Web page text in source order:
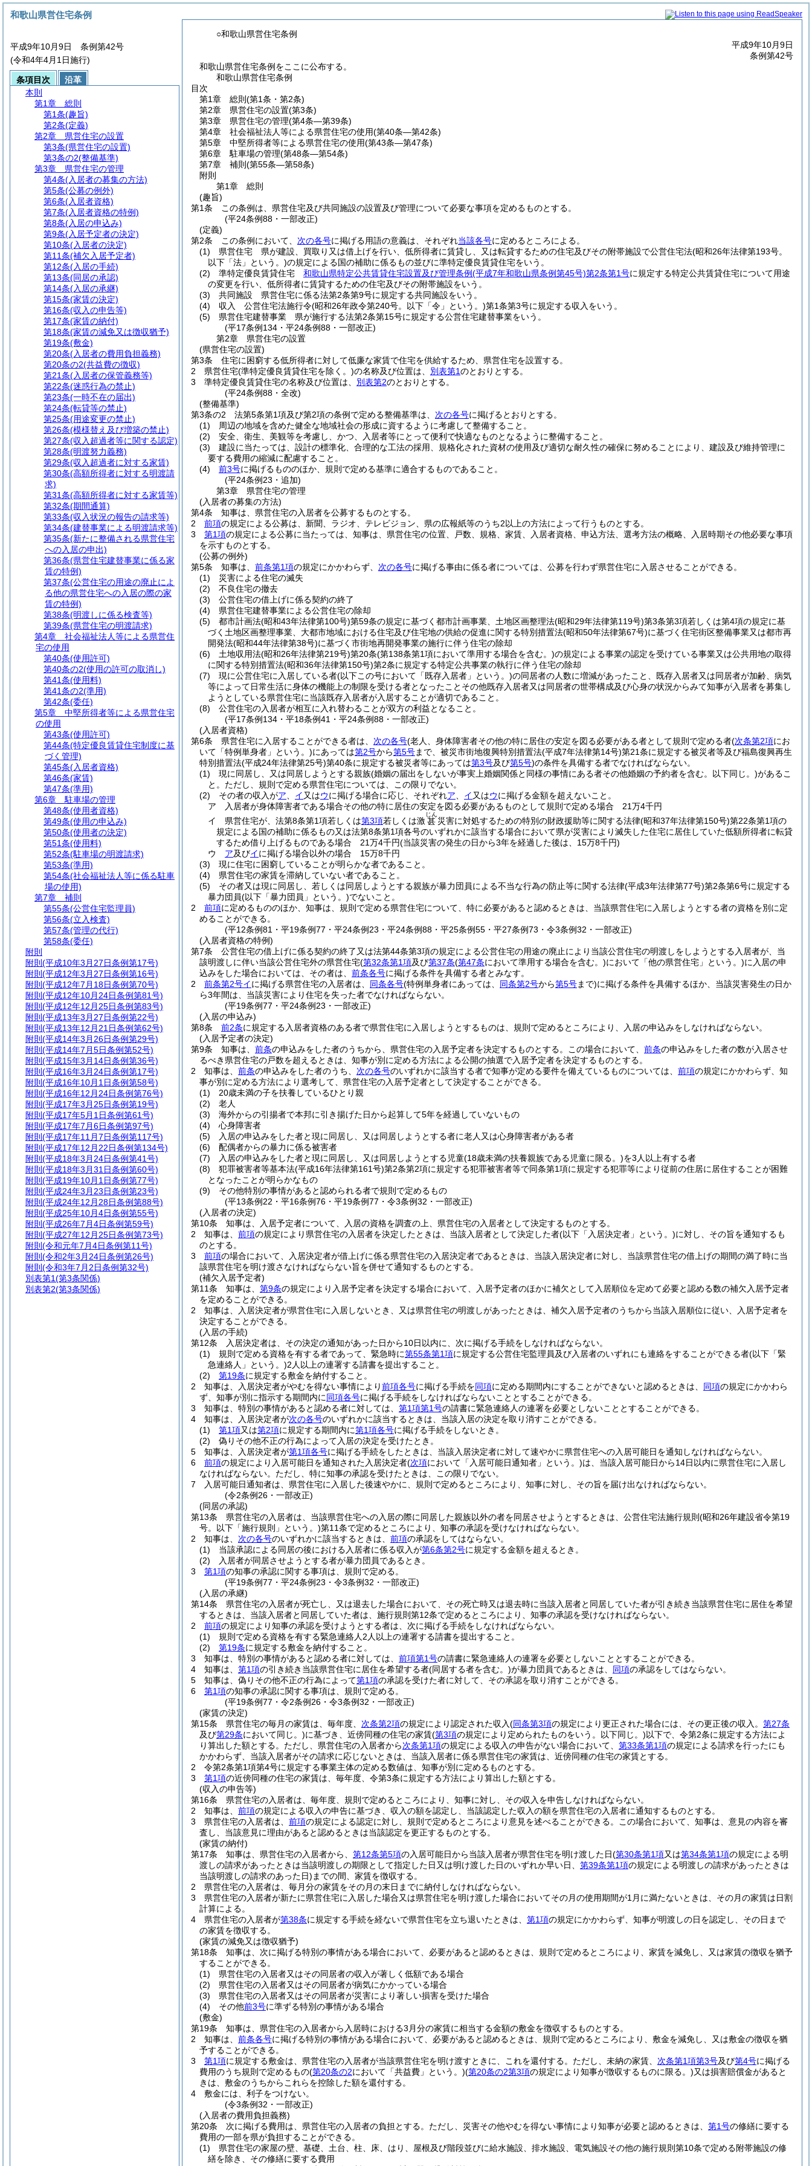
○和歌山県営住宅条例
平成9年10月9日
条例第42号
和歌山県営住宅条例をここに公布する。
和歌山県営住宅条例
目次
第1章
総則 (第1条・第2条)
第2章
県営住宅の設置(第3条)
第3章
県営住宅の管理(第4条―第39条)
第4章
社会福祉法人等による県営住宅の使用(第40条―第42条)
第5章
中堅所得者等による県営住宅の使用(第43条―第47条)
第6章
駐車場の管理(第48条―第54条)
第7章
補則 (第55条―第58条)
附則
第1章
総則
(趣旨)
第1条
この条例は、県営住宅及び共同施設の設置及び管理について必要な事項を定めるものとする。
(平24条例88・一部改正)
(定義)
第2条
この条例において、 次の各号に掲げる用語の意義は、それぞれ当該各号に定めるところによる。
(1)
県営住宅 県が建設、買取り又は借上げを行い、低所得者に賃貸し、又は転貸するための住宅及びその附帯施設で公営住宅法(昭和26年法律第193号。
以下「法」という。)の規定による国の補助に係るもの並びに準特定優良賃貸住宅をいう。
(2)
準特定優良賃貸住宅 和歌山県特定公共賃貸住宅設置及び管理条例(平成7年和歌山県条例第45号)第2条第1号に規定する特定公共賃貸住宅について用途
の変更を行い、低所得者に賃貸するための住宅及びその附帯施設をいう。
(3)
共同施設 県営住宅に係る法第2条第9号に規定する共同施設をいう。
(4)
収入 公営住宅法施行令(昭和26年政令第240号。以下「令」という。)第1条第3号に規定する収入をいう。
(5)
県営住宅建替事業 県が施行する法第2条第15号に規定する公営住宅建替事業をいう。
(平17条例134・平24条例88・一部改正)
第2章
県営住宅の設置
(県営住宅の設置)
第3条
住宅に困窮する低所得者に対して低廉な家賃で住宅を供給するため、県営住宅を設置する。
2
県営住宅(準特定優良賃貸住宅を除く。)の名称及び位置は、 別表第1のとおりとする。
3
準特定優良賃貸住宅の名称及び位置は、 別表第2のとおりとする。
(平24条例88・全改)
(整備基準)
第3条の2
法第5条第1項及び第2項の条例で定める整備基準は、 次の各号に掲げるとおりとする。
(1)
周辺の地域を含めた健全な地域社会の形成に資するように考慮して整備すること。
(2)
安全、衛生、美観等を考慮し、かつ、入居者等にとって便利で快適なものとなるように整備すること。
(3)
建設に当たっては、設計の標準化、合理的な工法の採用、規格化された資材の使用及び適切な耐久性の確保に努めることにより、建設及び維持管理に
要する費用の縮減に配慮すること。
(4)
前3号に掲げるもののほか、規則で定める基準に適合するものであること。
(平24条例23・追加)
第3章
県営住宅の管理
(入居者の募集の方法)
第4条
知事は、県営住宅の入居者を公募するものとする。
2
前項の規定による公募は、新聞、ラジオ、テレビジョン、県の広報紙等のうち2以上の方法によって行うものとする。
3
第1項の規定による公募に当たっては、知事は、県営住宅の位置、戸数、規格、家賃、入居者資格、申込方法、選考方法の概略、入居時期その他必要な事項
を示すものとする。
(公募の例外)
第5条
知事は、 前条第1項の規定にかかわらず、 次の各号に掲げる事由に係る者については、公募を行わず県営住宅に入居させることができる。
(1)
災害による住宅の滅失
(2)
不良住宅の撤去
(3)
公営住宅の借上げに係る契約の終了
(4)
県営住宅建替事業による公営住宅の除却
(5)
都市計画法(昭和43年法律第100号)第59条の規定に基づく都市計画事業、土地区画整理法(昭和29年法律第119号)第3条第3項若しくは第4項の規定に基
づく土地区画整理事業、大都市地域における住宅及び住宅地の供給の促進に関する特別措置法(昭和50年法律第67号)に基づく住宅街区整備事業又は都市再
開発法(昭和44年法律第38号)に基づく市街地再開発事業の施行に伴う住宅の除却
(6)
土地収用法(昭和26年法律第219号)第20条(第138条第1項において準用する場合を含む。)の規定による事業の認定を受けている事業又は公共用地の取得
に関する特別措置法(昭和36年法律第150号)第2条に規定する特定公共事業の執行に伴う住宅の除却
(7)
現に公営住宅に入居している者(以下この号において「既存入居者」という。)の同居者の人数に増減があったこと、既存入居者又は同居者が加齢、病気
等によって日常生活に身体の機能上の制限を受ける者となったことその他既存入居者又は同居者の世帯構成及び心身の状況からみて知事が入居者を募集し
ようとしている県営住宅に当該既存入居者が入居することが適切であること。
(8)
公営住宅の入居者が相互に入れ替わることが双方の利益となること。
(平17条例134・平18条例41・平24条例88・一部改正)
(入居者資格)
第6条
県営住宅に入居することができる者は、 次の各号(老人、身体障害者その他の特に居住の安定を図る必要がある者として規則で定める者(次条第2項にお
いて「特例単身者」という。)にあっては第2号から第5号まで、被災市街地復興特別措置法(平成7年法律第14号)第21条に規定する被災者等及び福島復興再生
特別措置法(平成24年法律第25号)第40条に規定する被災者等にあっては第3号及び第5号)の条件を具備する者でなければならない。
(1)
現に同居し、又は同居しようとする親族(婚姻の届出をしないが事実上婚姻関係と同様の事情にある者その他婚姻の予約者を含む。以下同じ。)があるこ
と。 ただし、規則で定める県営住宅については、この限りでない。
(2)
その者の収入がア イ 又はウに掲げる場合に応じ、それぞれア イ 又はウに掲げる金額を超えないこと。
ア
入居者が身体障害者である場合その他の特に居住の安定を図る必要があるものとして規則で定める場合 21万4千円
イ
県営住宅が、法第8条第1項若しくは第3項若しくは激 甚
じん
災害に対処するための特別の財政援助等に関する法律(昭和37年法律第150号)第22条第1項の
規定による国の補助に係るもの又は法第8条第1項各号のいずれかに該当する場合において県が災害により滅失した住宅に居住していた低額所得者に転貸
するため借り上げるものである場合 21万4千円(当該災害の発生の日から3年を経過した後は、15万8千円)
ウ
ア及びイに掲げる場合以外の場合 15万8千円
(3)
現に住宅に困窮していることが明らかな者であること。
(4)
県営住宅の家賃を滞納していない者であること。
(5)
その者又は現に同居し、若しくは同居しようとする親族が暴力団員による不当な行為の防止等に関する法律(平成3年法律第77号)第2条第6号に規定する
暴力団員(以下「暴力団員」という。)でないこと。
2
前項に定めるもののほか、知事は、規則で定める県営住宅について、特に必要があると認めるときは、当該県営住宅に入居しようとする者の資格を別に定
めることができる。
(平12条例81・平19条例77・平24条例23・平24条例88・平25条例55・平27条例73・令3条例32・一部改正)
(入居者資格の特例)
第7条
公営住宅の借上げに係る契約の終了又は法第44条第3項の規定による公営住宅の用途の廃止により当該公営住宅の明渡しをしようとする入居者が、当
該明渡しに伴い当該公営住宅外の県営住宅(第32条第1項及び第37条(第47条において準用する場合を含む。)において「他の県営住宅」という。)に入居の申
込みをした場合においては、その者は、 前条各号に掲げる条件を具備する者とみなす。
2
前条第2号イに掲げる県営住宅の入居者は、 同条各号(特例単身者にあっては、 同条第2号から第5号まで)に掲げる条件を具備するほか、当該災害発生の日か
ら3年間は、当該災害により住宅を失った者でなければならない。
(平19条例77・平24条例23・一部改正)
(入居の申込み)
第8条
前2条に規定する入居者資格のある者で県営住宅に入居しようとするものは、規則で定めるところにより、入居の申込みをしなければならない。
(入居予定者の決定)
第9条
知事は、 前条の申込みをした者のうちから、県営住宅の入居予定者を決定するものとする。 この場合において、 前条の申込みをした者の数が入居させ
るべき県営住宅の戸数を超えるときは、知事が別に定める方法による公開の抽選で入居予定者を決定するものとする。
2
知事は、 前条の申込みをした者のうち、 次の各号のいずれかに該当する者で知事が定める要件を備えているものについては、 前項の規定にかかわらず、知
事が別に定める方法により選考して、県営住宅の入居予定者として決定することができる。
(1)
20歳未満の子を扶養しているひとり親
(2)
老人
(3)
海外からの引揚者で本邦に引き揚げた日から起算して5年を経過していないもの
(4)
心身障害者
(5)
入居の申込みをした者と現に同居し、又は同居しようとする者に老人又は心身障害者がある者
(6)
配偶者からの暴力に係る被害者
(7)
入居の申込みをした者と現に同居し、又は同居しようとする児童(18歳未満の扶養親族である児童に限る。)を3人以上有する者
(8)
犯罪被害者等基本法(平成16年法律第161号)第2条第2項に規定する犯罪被害者等で同条第1項に規定する犯罪等により従前の住居に居住することが困難
となったことが明らかなもの
(9)
その他特別の事情があると認められる者で規則で定めるもの
(平13条例22・平16条例76・平19条例77・令3条例32・一部改正)
(入居者の決定)
第10条
知事は、入居予定者について、入居の資格を調査の上、県営住宅の入居者として決定するものとする。
2
知事は、 前項の規定により県営住宅の入居者を決定したときは、当該入居者として決定した者(以下「入居決定者」という。)に対し、その旨を通知するも
のとする。
3
前項の場合において、入居決定者が借上げに係る県営住宅の入居決定者であるときは、当該入居決定者に対し、当該県営住宅の借上げの期間の満了時に当
該県営住宅を明け渡さなければならない旨を併せて通知するものとする。
(補欠入居予定者)
第11条
知事は、 第9条の規定により入居予定者を決定する場合において、入居予定者のほかに補欠として入居順位を定めて必要と認める数の補欠入居予定者
を定めることができる。
2
知事は、入居決定者が県営住宅に入居しないとき、又は県営住宅の明渡しがあったときは、補欠入居予定者のうちから当該入居順位に従い、入居予定者を
決定することができる。
(入居の手続)
第12条
入居決定者は、その決定の通知があった日から10日以内に、次に掲げる手続をしなければならない。
(1)
規則で定める資格を有する者であって、緊急時に第55条第1項に規定する公営住宅監理員及び入居者のいずれにも連絡をすることができる者(以下「緊
急連絡人」という。)2人以上の連署する請書を提出すること。
(2)
第19条に規定する敷金を納付すること。
2
知事は、入居決定者がやむを得ない事情により前項各号に掲げる手続を同項に定める期間内にすることができないと認めるときは、 同項の規定にかかわら
ず、知事が別に指示する期間内に同項各号に掲げる手続をしなければならないこととすることができる。
3
知事は、特別の事情があると認める者に対しては、 第1項第1号の請書に緊急連絡人の連署を必要としないこととすることができる。
4
知事は、入居決定者が次の各号のいずれかに該当するときは、当該入居の決定を取り消すことができる。
(1)
第1項又は第2項に規定する期間内に第1項各号に掲げる手続をしないとき。
(2)
偽りその他不正の行為によって入居の決定を受けたとき。
5
知事は、入居決定者が第1項各号に掲げる手続をしたときは、当該入居決定者に対して速やかに県営住宅への入居可能日を通知しなければならない。
6
前項の規定により入居可能日を通知された入居決定者(次項において「入居可能日通知者」という。)は、当該入居可能日から14日以内に県営住宅に入居し
なければならない。 ただし、特に知事の承認を受けたときは、この限りでない。
7
入居可能日通知者は、県営住宅に入居した後速やかに、規則で定めるところにより、知事に対し、その旨を届け出なければならない。
(令2条例26・一部改正)
(同居の承認)
第13条
県営住宅の入居者は、当該県営住宅への入居の際に同居した親族以外の者を同居させようとするときは、公営住宅法施行規則 (昭和26年建設省令第19
号。以下「施行規則」という。)第11条で定めるところにより、知事の承認を受けなければならない。
2
知事は、 次の各号のいずれかに該当するときは、 前項の承認をしてはならない。
(1)
当該承認による同居の後における入居者に係る収入が第6条第2号に規定する金額を超えるとき。
(2)
入居者が同居させようとする者が暴力団員であるとき。
3
第1項の知事の承認に関する事項は、規則で定める。
(平19条例77・平24条例23・令3条例32・一部改正)
(入居の承継)
第14条
県営住宅の入居者が死亡し、又は退去した場合において、その死亡時又は退去時に当該入居者と同居していた者が引き続き当該県営住宅に居住を希望
するときは、当該入居者と同居していた者は、施行規則第12条で定めるところにより、知事の承認を受けなければならない。
2
前項の規定により知事の承認を受けようとする者は、次に掲げる手続をしなければならない。
(1)
規則で定める資格を有する緊急連絡人2人以上の連署する請書を提出すること。
(2)
第19条に規定する敷金を納付すること。
3
知事は、特別の事情があると認める者に対しては、 前項第1号の請書に緊急連絡人の連署を必要としないこととすることができる。
4
知事は、 第1項の引き続き当該県営住宅に居住を希望する者(同居する者を含む。)が暴力団員であるときは、 同項の承認をしてはならない。
5
知事は、偽りその他不正の行為によって第1項の承認を受けた者に対して、その承認を取り消すことができる。
6
第1項の知事の承認に関する事項は、規則で定める。
(平19条例77・令2条例26・令3条例32・一部改正)
(家賃の決定)
第15条
県営住宅の毎月の家賃は、毎年度、 次条第2項の規定により認定された収入(同条第3項の規定により更正された場合には、その更正後の収入。 第27条
及び第29条において同じ。)に基づき、近傍同種の住宅の家賃(第3項の規定により定められたものをいう。以下同じ。)以下で、令第2条に規定する方法によ
り算出した額とする。 ただし、県営住宅の入居者から次条第1項の規定による収入の申告がない場合において、 第33条第1項の規定による請求を行ったにも
かかわらず、当該入居者がその請求に応じないときは、当該入居者に係る県営住宅の家賃は、近傍同種の住宅の家賃とする。
2
令第2条第1項第4号に規定する事業主体の定める数値は、知事が別に定めるものとする。
3
第1項の近傍同種の住宅の家賃は、毎年度、令第3条に規定する方法により算出した額とする。
(収入の申告等)
第16条
県営住宅の入居者は、毎年度、規則で定めるところにより、知事に対し、その収入を申告しなければならない。
2
知事は、 前項の規定による収入の申告に基づき、収入の額を認定し、当該認定した収入の額を県営住宅の入居者に通知するものとする。
3
県営住宅の入居者は、 前項の規定による認定に対し、規則で定めるところにより意見を述べることができる。
この場合において、知事は、意見の内容を審
査し、当該意見に理由があると認めるときは当該認定を更正するものとする。
(家賃の納付)
第17条
知事は、県営住宅の入居者から、 第12条第5項の入居可能日から当該入居者が県営住宅を明け渡した日(第30条第1項又は第34条第1項の規定による明
渡しの請求があったときは当該明渡しの期限として指定した日又は明け渡した日のいずれか早い日、 第39条第1項の規定による明渡しの請求があったときは
当該明渡しの請求のあった日) までの間、家賃を徴収する。
2
県営住宅の入居者は、毎月分の家賃をその月の末日までに納付しなければならない。
3
県営住宅の入居者が新たに県営住宅に入居した場合又は県営住宅を明け渡した場合においてその月の使用期間が1月に満たないときは、その月の家賃は日割
計算による。
4
県営住宅の入居者が第38条に規定する手続を経ないで県営住宅を立ち退いたときは、 第1項の規定にかかわらず、知事が明渡しの日を認定し、その日まで
の家賃を徴収する。
(家賃の減免又は徴収猶予)
第18条
知事は、次に掲げる特別の事情がある場合において、必要があると認めるときは、規則で定めるところにより、家賃を減免し、又は家賃の徴収を猶予
することができる。
(1)
県営住宅の入居者又はその同居者の収入が著しく低額である場合
(2)
県営住宅の入居者又はその同居者が病気にかかっている場合
(3)
県営住宅の入居者又はその同居者が災害により著しい損害を受けた場合
(4)
その他前3号に準ずる特別の事情がある場合
(敷金)
第19条
知事は、県営住宅の入居者から入居時における3月分の家賃に相当する金額の敷金を徴収するものとする。
2
知事は、 前条各号に掲げる特別の事情がある場合において、必要があると認めるときは、規則で定めるところにより、敷金を減免し、又は敷金の徴収を猶
予することができる。
3
第1項に規定する敷金は、県営住宅の入居者が当該県営住宅を明け渡すときに、これを還付する。 ただし、未納の家賃、 次条第1項第3号及び第4号に掲げる
費用のうち規則で定めるもの(第20条の2において「共益費」という。)(第20条の2第3項の規定により知事が徴収するものに限る。)又は損害賠償金があると
きは、敷金のうちからこれらを控除した額を還付する。
4
敷金には、利子をつけない。
(令3条例32・一部改正)
(入居者の費用負担義務)
第20条
次に掲げる費用は、県営住宅の入居者の負担とする。 ただし、災害その他やむを得ない事情により知事が必要と認めるときは、 第1号の修繕に要する
費用の一部を県が負担することができる。
(1)
県営住宅の家屋の壁、基礎、土台、柱、床、はり、屋根及び階段並びに給水施設、排水施設、電気施設その他の施行規則第10条で定める附帯施設の修
繕を除き、その修繕に要する費用
和歌山県営住宅条例
平成9年10月9日 条例第42号
(令和4年4月1日施行)
条項目次
沿革
本則
第1章
総則
第1条(趣旨)
第2条(定義)
第2章
県営住宅の設置
第3条(県営住宅の設置)
第3条の2(整備基準)
第3章
県営住宅の管理
第4条(入居者の募集の方法)
第5条(公募の例外)
第6条(入居者資格)
第7条(入居者資格の特例)
第8条(入居の申込み)
第9条(入居予定者の決定)
第10条(入居者の決定)
第11条(補欠入居予定者)
第12条(入居の手続)
第13条(同居の承認)
第14条(入居の承継)
第15条(家賃の決定)
第16条(収入の申告等)
第17条(家賃の納付)
第18条(家賃の減免又は徴収猶予)
第19条(敷金)
第20条(入居者の費用負担義務)
第20条の2(共益費の徴収)
第21条(入居者の保管義務等)
第22条(迷惑行為の禁止)
第23条(一時不在の届出)
第24条(転貸等の禁止)
第25条(用途変更の禁止)
第26条(模様替え及び増築の禁止)
第27条(収入超過者等に関する認定)
第28条(明渡努力義務)
第29条(収入超過者に対する家賃)
第30条(高額所得者に対する明渡請
求)
第31条(高額所得者に対する家賃等)
第32条(期間通算)
第33条(収入状況の報告の請求等)
第34条(建替事業による明渡請求等)
第35条(新たに整備される県営住宅
への入居の申出)
第36条(県営住宅建替事業に係る家
賃の特例)
第37条(公営住宅の用途の廃止によ
る他の県営住宅への入居の際の家
賃の特例)
第38条(明渡しに係る検査等)
第39条(県営住宅の明渡請求)
第4章
社会福祉法人等による県営住
宅の使用
第40条(使用許可)
第40条の2(使用の許可の取消し)
第41条(使用料)
第41条の2(準用)
第42条(委任)
第5章
中堅所得者等による県営住宅
の使用
第43条(使用許可)
第44条(特定優良賃貸住宅制度に基
づく管理)
第45条(入居者資格)
第46条(家賃)
第47条(準用)
第6章
駐車場の管理
第48条(使用者資格)
第49条(使用の申込み)
第50条(使用者の決定)
第51条(使用料)
第52条(駐車場の明渡請求)
第53条(準用)
第54条(社会福祉法人等に係る駐車
場の使用)
第7章
補則
第55条(公営住宅監理員)
第56条(立入検査)
第57条(管理の代行)
第58条(委任)
附則
附則 (平成10年3月27日条例第17号)
附則 (平成12年3月27日条例第16号)
附則 (平成12年7月18日条例第70号)
附則 (平成12年10月24日条例第81号)
附則 (平成12年12月25日条例第83号)
附則 (平成13年3月27日条例第22号)
附則 (平成13年12月21日条例第62号)
附則 (平成14年3月26日条例第29号)
附則 (平成14年7月5日条例第52号)
附則 (平成15年3月14日条例第36号)
附則 (平成16年3月24日条例第17号)
附則 (平成16年10月1日条例第58号)
附則 (平成16年12月24日条例第76号)
附則 (平成17年3月25日条例第19号)
附則 (平成17年5月1日条例第61号)
附則 (平成17年7月6日条例第97号)
附則 (平成17年11月7日条例第117号)
附則 (平成17年12月22日条例第134号)
附則 (平成18年3月24日条例第41号)
附則 (平成18年3月31日条例第60号)
附則 (平成19年10月1日条例第77号)
附則 (平成24年3月23日条例第23号)
附則 (平成24年12月28日条例第88号)
附則 (平成25年10月4日条例第55号)
附則 (平成26年7月4日条例第59号)
附則 (平成27年12月25日条例第73号)
附則 (令和元年7月4日条例第11号)
附則 (令和2年3月24日条例第26号)
附則 (令和3年7月2日条例第32号)
別表第1(第3条関係)
別表第2(第3条関係)